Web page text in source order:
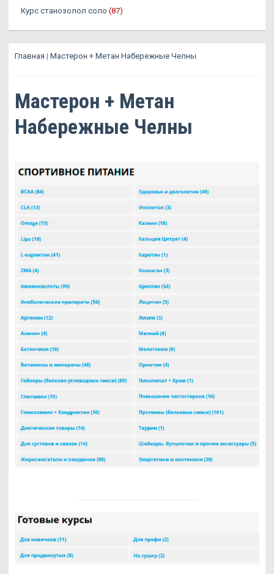
Курс станозолол соло (87)
Главная | Мастерон + Метан Набережные Челны
Мастерон + Метан
Набережные Челны